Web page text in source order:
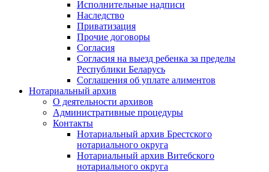
Исполнительные надписи
Наследство
Приватизация
Прочие договоры
Согласия
Согласия на выезд ребенка за пределы
Республики Беларусь
Соглашения об уплате алиментов
Нотариальный архив
О деятельности архивов
Административные процедуры
Контакты
Нотариальный архив Брестского
нотариального округа
Нотариальный архив Витебского
нотариального округа